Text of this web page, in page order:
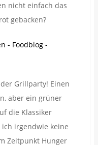
nicht einfach das
gebacken?
Grillparty! Einen
aber ein grüner
die Klassiker
irgendwie keine
Zeitpunkt Hunger